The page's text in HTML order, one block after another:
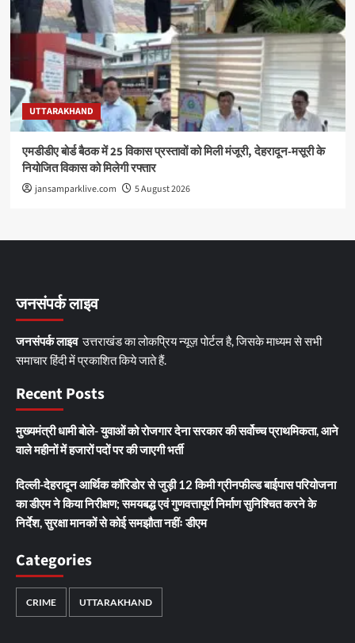
UTTARAKHAND
एमडीडीए बोर्ड बैठक में 25 विकास प्रस्तावों को मिली मंजूरी, देहरादून-मसूरी के
नियोजित विकास को मिलेगी रफ्तार
jansamparklive.com 5 August 2026
जनसंपर्क लाइव
जनसंपर्क लाइवउत्तराखंड का लोकप्रिय न्यूज़ पोर्टल है, जिसके माध्यम से सभी
समाचार हिंदी में प्रकाशित किये जाते हैं.
Recent Posts
मुख्यमंत्री धामी बोले- युवाओं को रोजगार देना सरकार की सर्वोच्च प्राथमिकता, आने
वाले महीनों में हजारों पदों पर की जाएगी भर्ती
दिल्ली-देहरादून आर्थिक कॉरिडोर से जुड़ी 12 किमी ग्रीनफील्ड बाईपास परियोजना
का डीएम ने किया निरीक्षण; समयबद्ध एवं गुणवत्तापूर्ण निर्माण सुनिश्चित करने के
निर्देश, सुरक्षा मानकों से कोई समझौता नहींः डीएम
Categories
CRIME UTTARAKHAND